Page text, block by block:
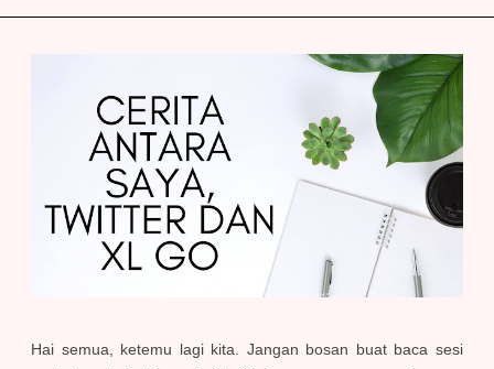
Hai semua, ketemu lagi kita. Jangan bosan buat baca sesi